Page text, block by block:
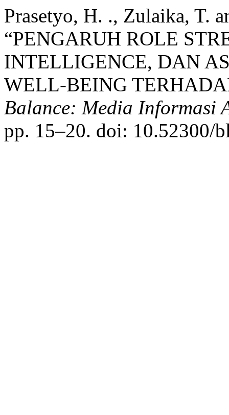
Prasetyo, H. ., Zulaika, T.
“PENGARUH ROLE
INTELLIGENCE, DAN
WELL-BEING
Balance: Media Informasi
pp. 15–20. doi: 10.52300/